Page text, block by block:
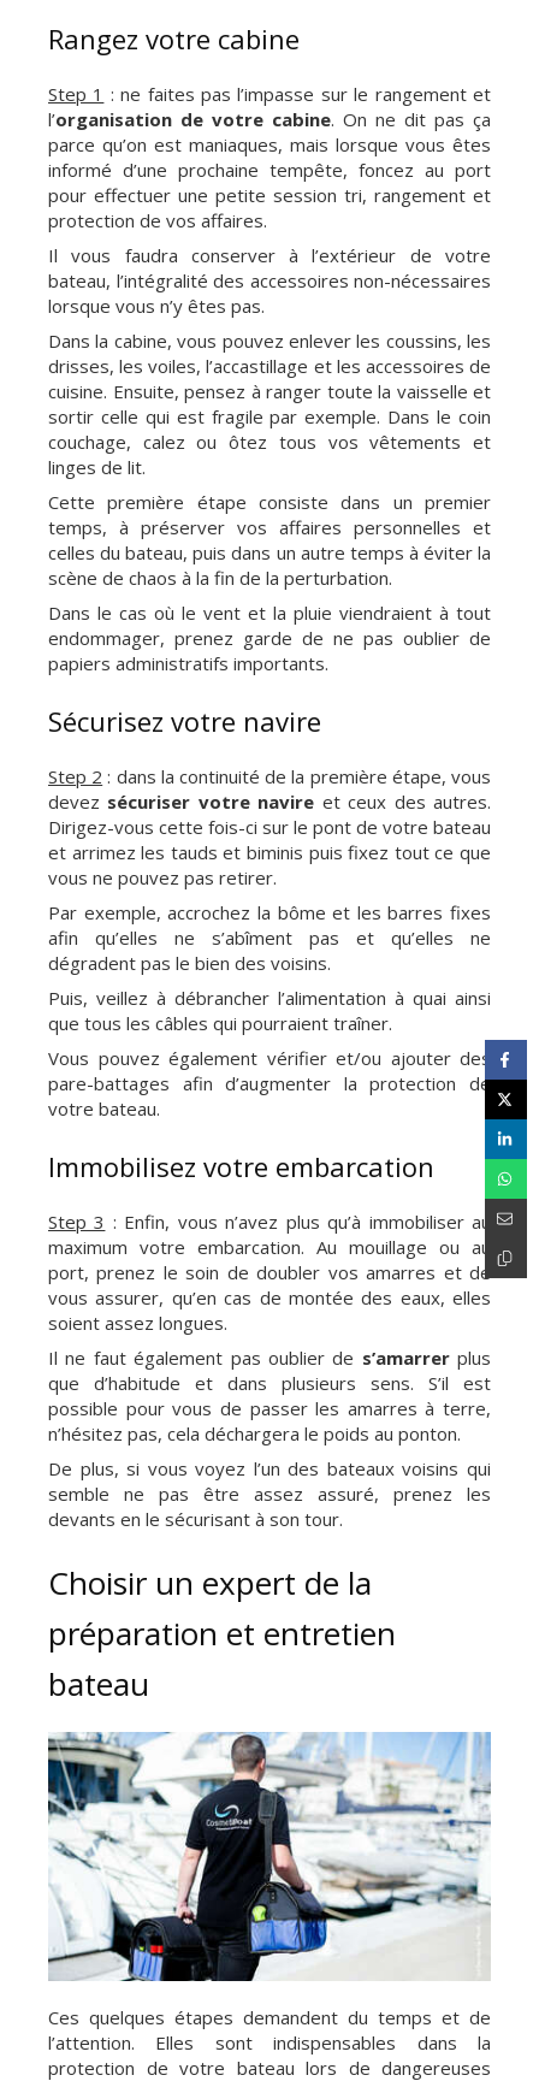
Rangez votre cabine
Step 1 : ne faites pas l’impasse sur le rangement et
l’organisation de votre cabine. On ne dit pas ça
parce qu’on est maniaques, mais lorsque vous êtes
informé d’une prochaine tempête, foncez au port
pour effectuer une petite session tri, rangement et
protection de vos affaires.
Il vous faudra conserver à l’extérieur de votre
bateau, l’intégralité des accessoires non-nécessaires
lorsque vous n’y êtes pas.
Dans la cabine, vous pouvez enlever les coussins, les
drisses, les voiles, l’accastillage et les accessoires de
cuisine. Ensuite, pensez à ranger toute la vaisselle et
sortir celle qui est fragile par exemple. Dans le coin
couchage, calez ou ôtez tous vos vêtements et
linges de lit.
Cette première étape consiste dans un premier
temps, à préserver vos affaires personnelles et
celles du bateau, puis dans un autre temps à éviter la
scène de chaos à la fin de la perturbation.
Dans le cas où le vent et la pluie viendraient à tout
endommager, prenez garde de ne pas oublier de
papiers administratifs importants.
Sécurisez votre navire
Step 2 : dans la continuité de la première étape, vous
devez sécuriser votre navire et ceux des autres.
Dirigez-vous cette fois-ci sur le pont de votre bateau
et arrimez les tauds et biminis puis fixez tout ce que
vous ne pouvez pas retirer.
Par exemple, accrochez la bôme et les barres fixes
afin qu’elles ne s’abîment pas et qu’elles ne
dégradent pas le bien des voisins.
Puis, veillez à débrancher l’alimentation à quai ainsi
que tous les câbles qui pourraient traîner.
Vous pouvez également vérifier et/ou ajouter des
pare-battages afin d’augmenter la protection de
votre bateau.
Immobilisez votre embarcation
Step 3 : Enfin, vous n’avez plus qu’à immobiliser au
maximum votre embarcation. Au mouillage ou au
port, prenez le soin de doubler vos amarres et de
vous assurer, qu’en cas de montée des eaux, elles
soient assez longues.
Il ne faut également pas oublier de s’amarrerplus
que d’habitude et dans plusieurs sens. S’il est
possible pour vous de passer les amarres à terre,
n’hésitez pas, cela déchargera le poids au ponton.
De plus, si vous voyez l’un des bateaux voisins qui
semble ne pas être assez assuré, prenez les
devants en le sécurisant à son tour.
Choisir un expert de la
préparation et entretien
bateau
Ces quelques étapes demandent du temps et de
l’attention. Elles sont indispensables dans la
protection de votre bateau lors de dangereuses